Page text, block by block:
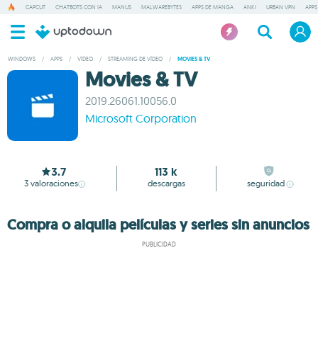
CAPCUT CHATBOTS CON IA MANUS MALWAREBYTES APPS DE MANGA ANKI URBAN VPN
WINDOWS / APPS / VÍDEO / STREAMING DE VÍDEO / MOVIES & TV
Movies & TV
2019.26061.10056.0
Microsoft Corporation
3.7
3 valoraciones
113 k
descargas seguridad
Compra o alquila películas y series sin anuncios
PUBLICIDAD